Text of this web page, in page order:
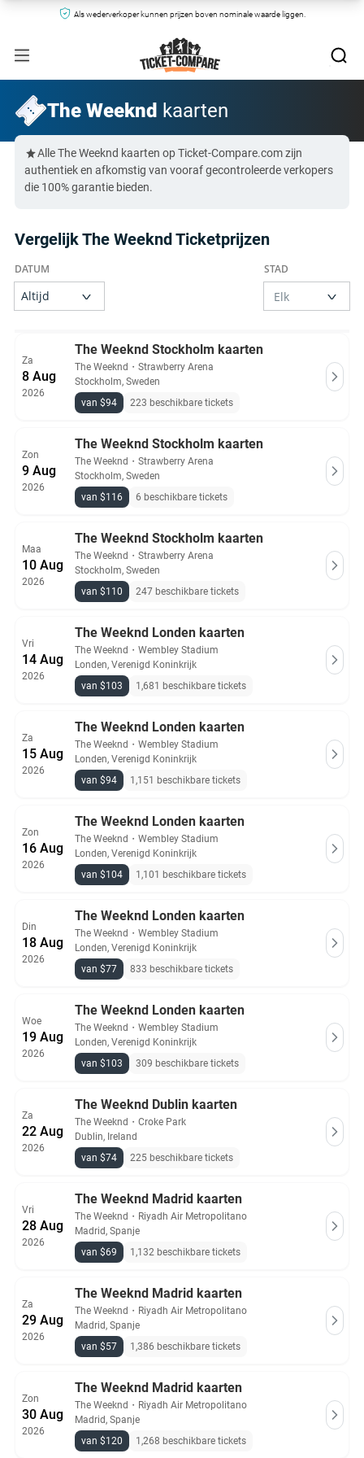
Als wederverkoper kunnen prijzen boven nominale waarde liggen.
The Weeknd kaarten
Alle The Weeknd kaarten op Ticket-Compare.com zijn
authentiek en afkomstig van vooraf gecontroleerde verkopers
die 100% garantie bieden.
Vergelijk The Weeknd Ticketprijzen
Za
8 Aug
2026
The Weeknd Stockholm kaarten
The Weeknd ・ Strawberry Arena
Stockholm, Sweden
van $94
223 beschikbare tickets
Zon
9 Aug
2026
The Weeknd Stockholm kaarten
The Weeknd ・ Strawberry Arena
Stockholm, Sweden
van $116
6 beschikbare tickets
Maa
10 Aug
2026
The Weeknd Stockholm kaarten
The Weeknd ・ Strawberry Arena
Stockholm, Sweden
van $110
247 beschikbare tickets
Vri
14 Aug
2026
The Weeknd Londen kaarten
The Weeknd ・ Wembley Stadium
Londen, Verenigd Koninkrijk
van $103
1,681 beschikbare tickets
Za
15 Aug
2026
The Weeknd Londen kaarten
The Weeknd ・ Wembley Stadium
Londen, Verenigd Koninkrijk
van $94
1,151 beschikbare tickets
Zon
16 Aug
2026
The Weeknd Londen kaarten
The Weeknd ・ Wembley Stadium
Londen, Verenigd Koninkrijk
van $104
1,101 beschikbare tickets
Din
18 Aug
2026
The Weeknd Londen kaarten
The Weeknd ・ Wembley Stadium
Londen, Verenigd Koninkrijk
van $77
833 beschikbare tickets
Woe
19 Aug
2026
The Weeknd Londen kaarten
The Weeknd ・ Wembley Stadium
Londen, Verenigd Koninkrijk
van $103
309 beschikbare tickets
Za
22 Aug
2026
The Weeknd Dublin kaarten
The Weeknd ・ Croke Park
Dublin, Ireland
van $74
225 beschikbare tickets
Vri
28 Aug
2026
The Weeknd Madrid kaarten
The Weeknd ・ Riyadh Air Metropolitano
Madrid, Spanje
van $69
1,132 beschikbare tickets
Za
29 Aug
2026
The Weeknd Madrid kaarten
The Weeknd ・ Riyadh Air Metropolitano
Madrid, Spanje
van $57
1,386 beschikbare tickets
Zon
30 Aug
2026
The Weeknd Madrid kaarten
The Weeknd ・ Riyadh Air Metropolitano
Madrid, Spanje
van $120
1,268 beschikbare tickets